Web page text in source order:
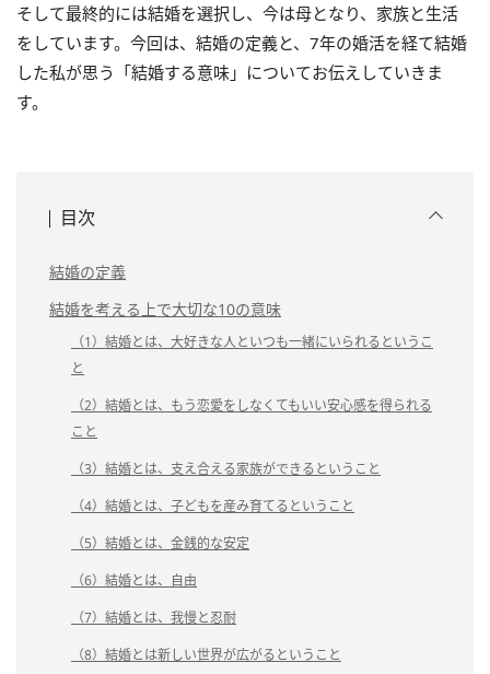
そして最終的には結婚を選択し、今は母となり、家族と生活
をしています。今回は、結婚の定義と、7年の婚活を経て結婚
した私が思う「結婚する意味」についてお伝えしていきま
す。
目次
結婚の定義
結婚を考える上で大切な10の意味
（1）結婚とは、大好きな人といつも一緒にいられるというこ
と
（2）結婚とは、もう恋愛をしなくてもいい安心感を得られる
こと
（3）結婚とは、支え合える家族ができるということ
（4）結婚とは、子どもを産み育てるということ
（5）結婚とは、金銭的な安定
（6）結婚とは、自由
（7）結婚とは、我慢と忍耐
（8）結婚とは新しい世界が広がるということ